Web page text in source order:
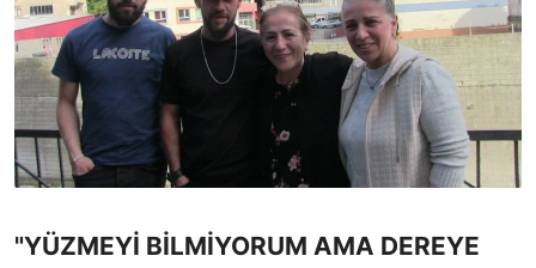
"YÜZMEYİ BİLMİYORUM AMA DEREYE